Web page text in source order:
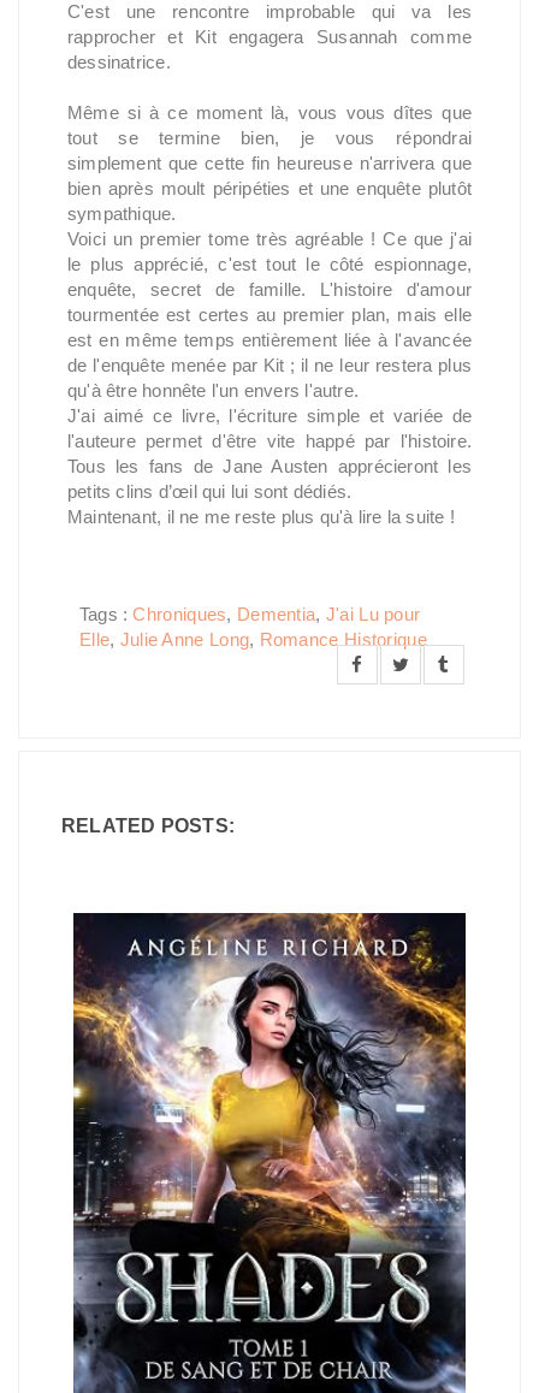
C'est une rencontre improbable qui va les
rapprocher et Kit engagera Susannah comme
dessinatrice.
Même si à ce moment là, vous vous dîtes que
tout se termine bien, je vous répondrai
simplement que cette fin heureuse n'arrivera que
bien après moult péripéties et une enquête plutôt
sympathique.
Voici un premier tome très agréable ! Ce que j'ai
le plus apprécié, c'est tout le côté espionnage,
enquête, secret de famille. L'histoire d'amour
tourmentée est certes au premier plan, mais elle
est en même temps entièrement liée à l'avancée
de l'enquête menée par Kit ; il ne leur restera plus
qu'à être honnête l'un envers l'autre.
J'ai aimé ce livre, l'écriture simple et variée de
l'auteure permet d'être vite happé par l'histoire.
Tous les fans de Jane Austen apprécieront les
petits clins d’œil qui lui sont dédiés.
Maintenant, il ne me reste plus qu'à lire la suite !
Tags :Chroniques, Dementia, J'ai Lu pour
Elle, Julie Anne Long, Romance Historique
RELATED POSTS: